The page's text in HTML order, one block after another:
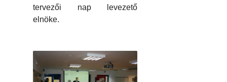
tervezői nap levezető
elnöke.